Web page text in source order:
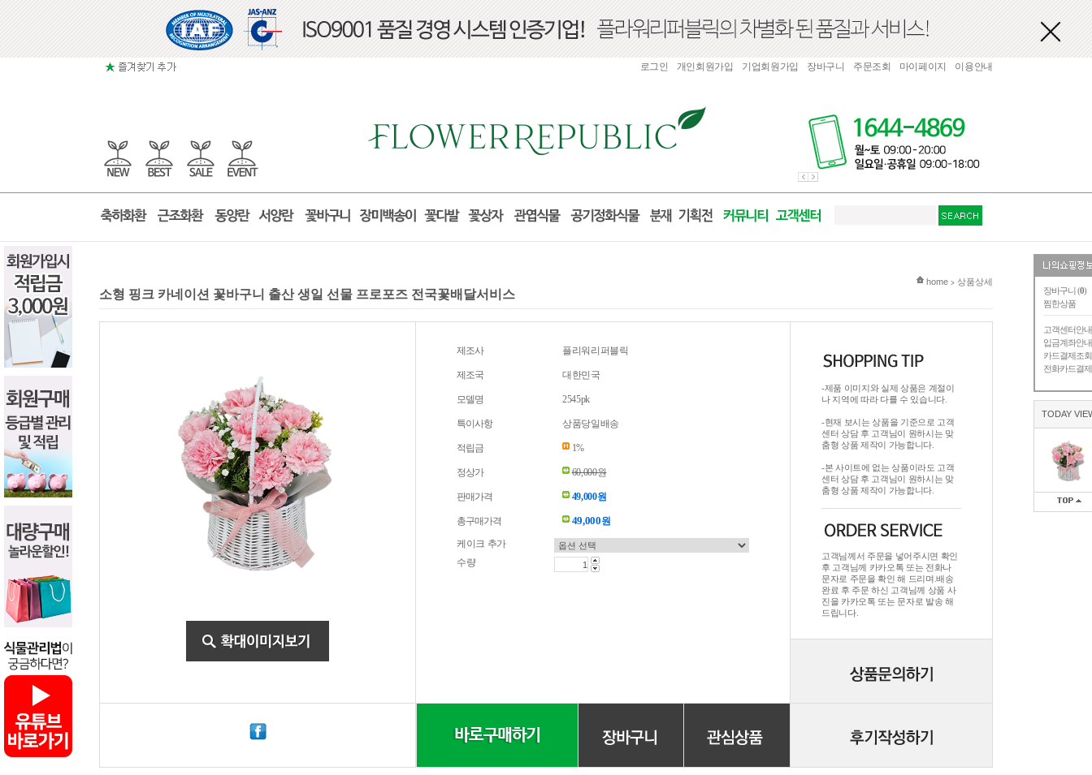
장바구니 (0)
찜한상품
고객센터안내
입금계좌안내
카드결제조회
전화카드결제
TODAY
로그인 개인회원가입 기업회원가입 장바구니 주문조회 마이페이지 이용안내
현재 위치
home > 상품상세
소형 핑크 카네이션 꽃바구니 출산 생일 선물 프로포즈 전국꽃배달서비스
제조사 플리워리퍼블릭
제조국 대한민국
모델명 2545pk
특이사항 상품당일배송
적립금 1%
정상가 60,000원
판매가격 49,000원
총구매가격 49,000원
케이크 추가
수량
-제품 이미지와 실제 상품은 계절이
나 지역에 따라 다를 수 있습니다.
-현재 보시는 상품을 기준으로 고객
센터 상담 후 고객님이 원하시는 맞
춤형 상품 제작이 가능합니다.
-본 사이트에 없는 상품이라도 고객
센터 상담 후 고객님이 원하시는 맞
춤형 상품 제작이 가능합니다.
고객님께서 주문을 넣어주시면 확인
후 고객님께 카카오톡 또는 전화나
문자로 주문을 확인 해 드리며.배송
완료 후 주문 하신 고객님께 상품 사
진을 카카오톡 또는 문자로 발송 해
드립니다.